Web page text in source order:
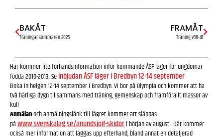
BAKÅT
Träningar sommaren 2025
FRAMÅT
Träning v38-41
Här kommer lite förhandsinformation inför kommande ÅSF läger för ungdomar
födda 2010-2013. SeInbjudan ÅSF läger i Bredbyn 12-14 september
Boka in helgen 12-14 september i Bredbyn. Vi bor på Olympia och kommer att ha
två härliga dygn tillsammans med träning, gemenskap och framförallt massor av
kul!
Anmälanoch anmälningslänk till lägret kommer att släppas
påwww.svenskalag.se/anundsjoif-skidori början av augusti. Där kommer
också mer information att läggas upp efterhand, bland annat en detaljerad